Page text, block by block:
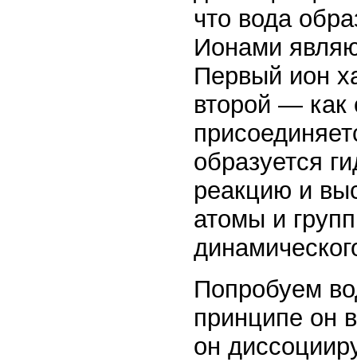
что вода
Ионами
Первый ион
второй —
образуется
реакцию и
атомы и
Попробуем
принципе он
он